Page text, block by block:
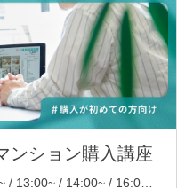
ンション購入講座